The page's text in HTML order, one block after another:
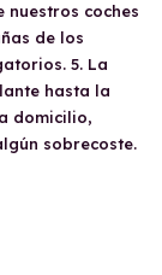
coches
de los
5. La
hasta la
domicilio,
sobrecoste.